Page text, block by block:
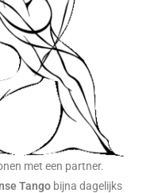
met een partner.
Tango bijna dagelijks